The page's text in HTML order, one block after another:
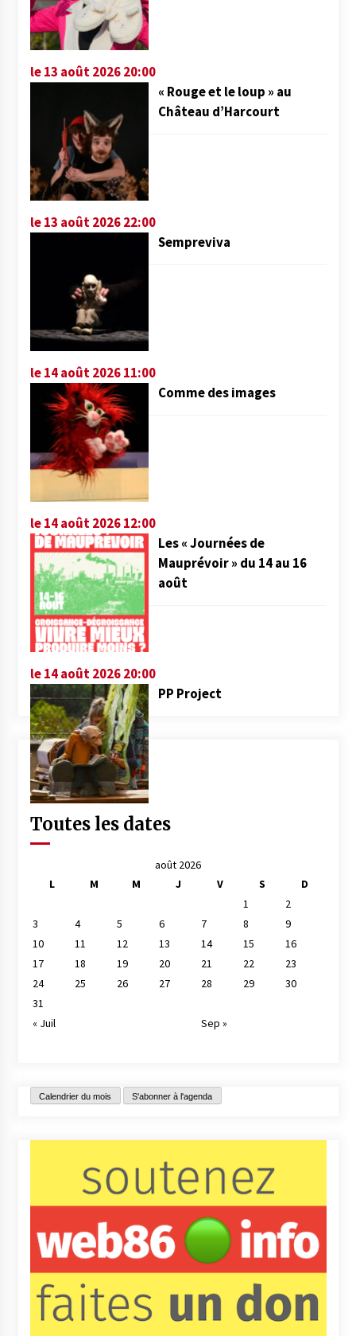
le 13 août 2026 20:00
« Rouge et le loup » au
Château d’Harcourt
le 13 août 2026 22:00
Sempreviva
le 14 août 2026 11:00
Comme des images
le 14 août 2026 12:00
Les « Journées de
Mauprévoir » du 14 au 16
août
le 14 août 2026 20:00
PP Project
Toutes les dates
août 2026
L
M M J V S
D
1
2
3
4 5 6 7 8
9
10
11 12 13 14 15
16
17
18 19 20 21 22
23
24
25 26 27 28 29
30
31
« Juil
Sep »
Calendrier du mois S'abonner à l'agenda